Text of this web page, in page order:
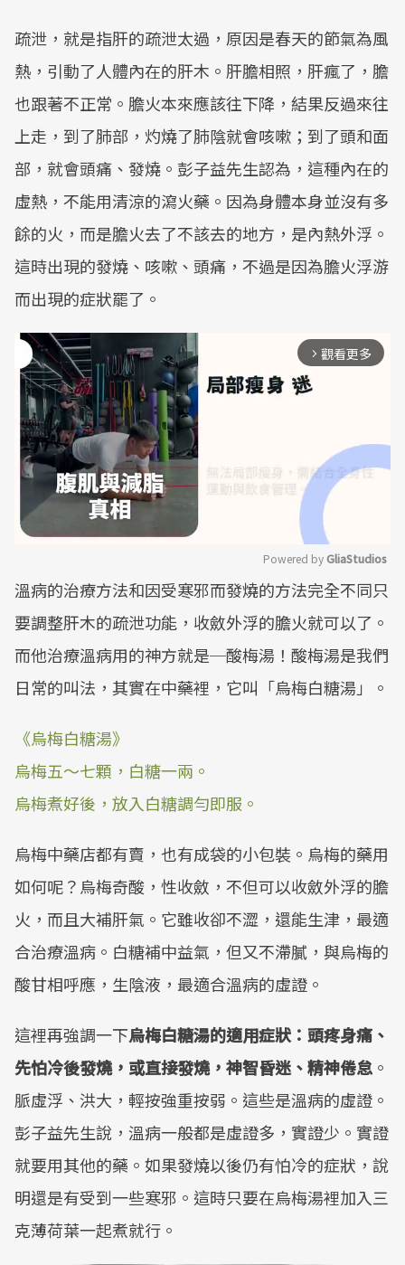
疏泄，就是指肝的疏泄太過，原因是春天的節氣為風
熱，引動了人體內在的肝木。肝膽相照，肝瘋了，膽
也跟著不正常。膽火本來應該往下降，結果反過來往
上走，到了肺部，灼燒了肺陰就會咳嗽；到了頭和面
部，就會頭痛、發燒。彭子益先生認為，這種內在的
虛熱，不能用清涼的瀉火藥。因為身體本身並沒有多
餘的火，而是膽火去了不該去的地方，是內熱外浮。
這時出現的發燒、咳嗽、頭痛，不過是因為膽火浮游
而出現的症狀罷了。
arrow_forward_ios 觀看更多
Mute
Powered by GliaStudios
溫病的治療方法和因受寒邪而發燒的方法完全不同只
要調整肝木的疏泄功能，收斂外浮的膽火就可以了。
而他治療溫病用的神方就是─酸梅湯！酸梅湯是我們
日常的叫法，其實在中藥裡，它叫「烏梅白糖湯」。
《烏梅白糖湯》
烏梅五～七顆，白糖一兩。
烏梅煮好後，放入白糖調勻即服。
烏梅中藥店都有賣，也有成袋的小包裝。烏梅的藥用
如何呢？烏梅奇酸，性收斂，不但可以收斂外浮的膽
火，而且大補肝氣。它雖收卻不澀，還能生津，最適
合治療溫病。白糖補中益氣，但又不滯膩，與烏梅的
酸甘相呼應，生陰液，最適合溫病的虛證。
這裡再強調一下烏梅白糖湯的適用症狀：頭疼身痛、
先怕冷後發燒，或直接發燒，神智昏迷、精神倦怠 。
脈虛浮、洪大，輕按強重按弱。這些是溫病的虛證。
彭子益先生說，溫病一般都是虛證多，實證少。實證
就要用其他的藥。如果發燒以後仍有怕冷的症狀，說
明還是有受到一些寒邪。這時只要在烏梅湯裡加入三
克薄荷葉一起煮就行。